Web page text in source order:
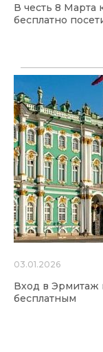
В честь 8
бесплатно
03.01.2026
Вход в Эрмитаж
бесплатным